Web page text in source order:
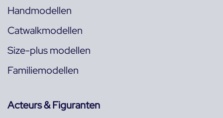
Handmodellen
Catwalkmodellen
Size-plus modellen
Familiemodellen
Acteurs & Figuranten